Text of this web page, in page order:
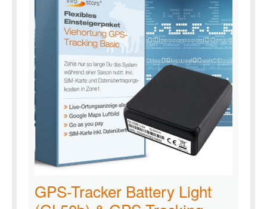
GPS-Tracker Battery Light